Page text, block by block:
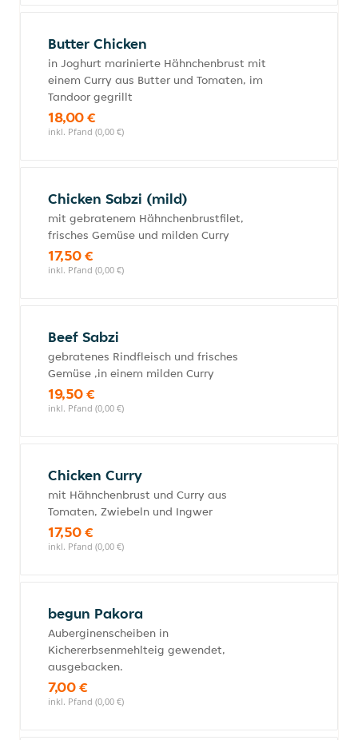
Butter Chicken
in Joghurt marinierte Hähnchenbrust mit
einem Curry aus Butter und Tomaten, im
Tandoor gegrillt
18,00 €
inkl. Pfand (0,00 €)
Chicken Sabzi (mild)
mit gebratenem Hähnchenbrustfilet,
frisches Gemüse und milden Curry
17,50 €
inkl. Pfand (0,00 €)
Beef Sabzi
gebratenes Rindfleisch und frisches
Gemüse ,in einem milden Curry
19,50 €
inkl. Pfand (0,00 €)
Chicken Curry
mit Hähnchenbrust und Curry aus
Tomaten, Zwiebeln und Ingwer
17,50 €
inkl. Pfand (0,00 €)
begun Pakora
Auberginenscheiben in
Kichererbsenmehlteig gewendet,
ausgebacken.
7,00 €
inkl. Pfand (0,00 €)